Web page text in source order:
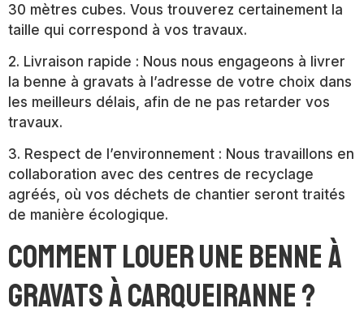
30 mètres cubes. Vous trouverez certainement la
taille qui correspond à vos travaux.
2. Livraison rapide : Nous nous engageons à livrer
la benne à gravats à l’adresse de votre choix dans
les meilleurs délais, afin de ne pas retarder vos
travaux.
3. Respect de l’environnement : Nous travaillons en
collaboration avec des centres de recyclage
agréés, où vos déchets de chantier seront traités
de manière écologique.
Comment louer une benne à
gravats à Carqueiranne ?